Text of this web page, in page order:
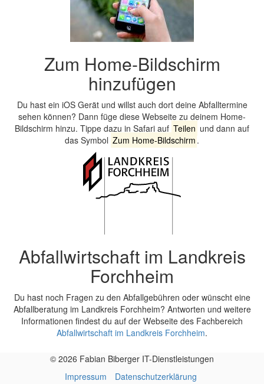
Zum Home-Bildschirm
hinzufügen
Du hast ein iOS Gerät und willst auch dort deine Abfalltermine
sehen können? Dann füge diese Webseite zu deinem Home-
Bildschirm hinzu. Tippe dazu in Safari auf Teilen und dann auf
das Symbol Zum Home-Bildschirm .
Abfallwirtschaft im Landkreis
Forchheim
Du hast noch Fragen zu den Abfallgebühren oder wünscht eine
Abfallberatung im Landkreis Forchheim? Antworten und weitere
Informationen findest du auf der Webseite des Fachbereich
Abfallwirtschaft im Landkreis Forchheim.
© 2026 Fabian Biberger IT-Dienstleistungen
Impressum
Datenschutzerklärung